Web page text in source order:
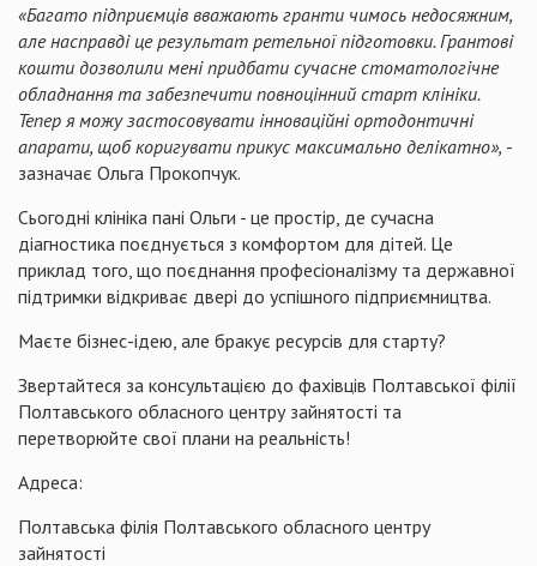
«Багато підприємців вважають гранти чимось недосяжним,
але насправді це результат ретельної підготовки. Грантові
кошти дозволили мені придбати сучасне стоматологічне
обладнання та забезпечити повноцінний старт клініки.
Тепер я можу застосовувати інноваційні ортодонтичні
апарати, щоб коригувати прикус максимально делікатно», -
зазначає Ольга Прокопчук.
Сьогодні клініка пані Ольги - це простір, де сучасна
діагностика поєднується з комфортом для дітей. Це
приклад того, що поєднання професіоналізму та державної
підтримки відкриває двері до успішного підприємництва.
Маєте бізнес-ідею, але бракує ресурсів для старту?
Звертайтеся за консультацією до фахівців Полтавської філії
Полтавського обласного центру зайнятості та
перетворюйте свої плани на реальність!
Адреса:
Полтавська філія Полтавського обласного центру
зайнятості